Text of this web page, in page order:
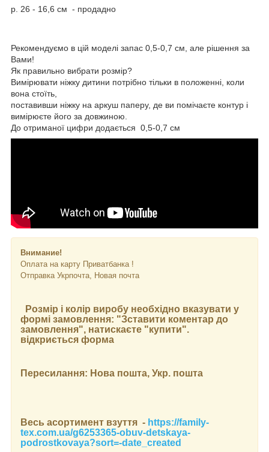
р. 26 - 16,6 см - продадно
Рекомендуємо в цій моделі запас 0,5-0,7 см, але рішення за
Вами!
Як правильно вибрати розмір?
Вимірювати ніжку дитини потрібно тільки в положенні, коли
вона стоїть,
поставивши ніжку на аркуш паперу, де ви помічаєте контур і
вимірюєте його за довжиною.
До отриманої цифри додається 0,5-0,7 см
Внимание!
Оплата на карту Приватбанка !
Отправка Укрпочта, Новая почта
Розмір і колір виробу необхідно вказувати у
формі замовлення: "Зставити коментар до
замовлення", натискаєте "купити".
відкриється форма
Пересилання: Нова пошта, Укр. пошта
Весь асортимент взуття - https://family-
tex.com.ua/g6253365-obuv-detskaya-
podrostkovaya?sort=-date_created